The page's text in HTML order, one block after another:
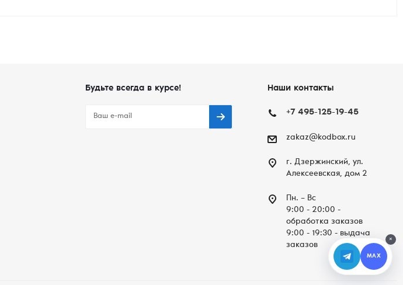
Будьте всегда в курсе! Наши контакты
+7 495-125-19-45
zakaz@kodbox.ru
г. Дзержинский, ул.
Алексеевская, дом 2
Пн. – Вc
9:00 - 20:00 -
обработка заказов
9:00 - 19:30 - выдача
заказов
×
MAX